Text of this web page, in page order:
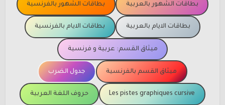
بطاقات الشهور بالعربية بطاقات الشهور بالفرنسية
بطاقات الايام بالعربية بطاقات الايام بالفرنسية
ميثاق القسم: عربية و فرنسية
ميثاق القسم بالفرنسية جدول الضرب
Les pistes graphiques cursive حروف اللغة العربية